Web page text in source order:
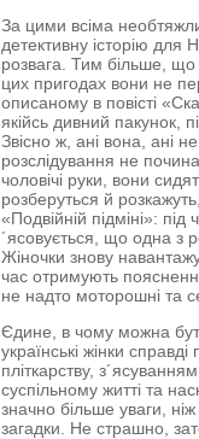
За цими всіма
детективну історію для
розвага. Тим більше, що
цих пригодах вони не
описаному в повісті
якійсь дивний пакунок,
Звісно ж, ані вона, ані
розслідування не
чоловічі руки, вони
розберуться й
«Подвійній підміні»: під
´ясовується, що одна з
Жіночки знову
час отримують
не надто моторошні та
Єдине, в чому можна
українські жінки
пліткарству,
суспільному житті та
значно більше уваги,
загадки. Не страшно,